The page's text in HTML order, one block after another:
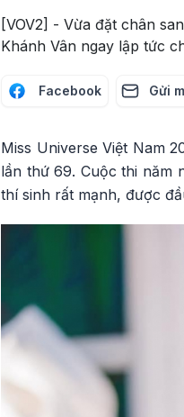
[VOV2] - Vừa đặt chân
Khánh Vân ngay lập tức
Facebook Gửi
Miss Universe Việt Nam
lần thứ 69. Cuộc thi năm
thí sinh rất mạnh, được